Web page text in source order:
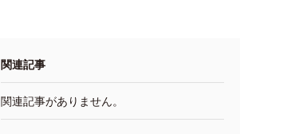
関連記事
関連記事がありません。